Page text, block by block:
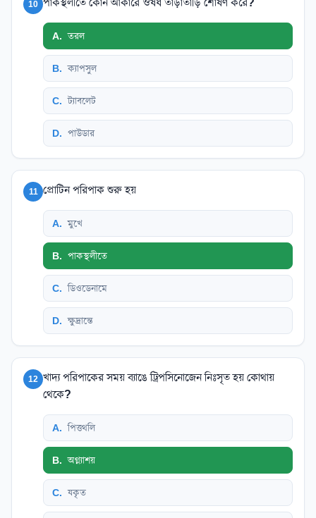
10
A. তরল
B. ক্যাপসুল
C. ট্যাবলেট
D. পাউডার
11 প্রোটিন পরিপাক শুরু হয়
A. মুখে
B. পাকস্থলীতে
C. ডিওডেনামে
D. ক্ষুদ্রান্তে
12 খাদ্য পরিপাকের সময় ব্যাঙে ট্রিপসিনোজেন নিঃসৃত হয় কোথায়
থেকে?
A. পিত্তথলি
B. অগ্ন্যাশয়
C. যকৃত